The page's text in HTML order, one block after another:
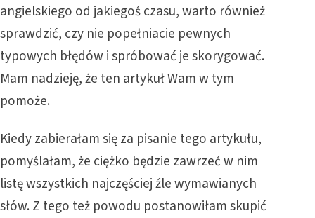
angielskiego od jakiegoś czasu, warto również
sprawdzić, czy nie popełniacie pewnych
typowych błędów i spróbować je skorygować.
Mam nadzieję, że ten artykuł Wam w tym
pomoże.
Kiedy zabierałam się za pisanie tego artykułu,
pomyślałam, że ciężko będzie zawrzeć w nim
listę wszystkich najczęściej źle wymawianych
słów. Z tego też powodu postanowiłam skupić